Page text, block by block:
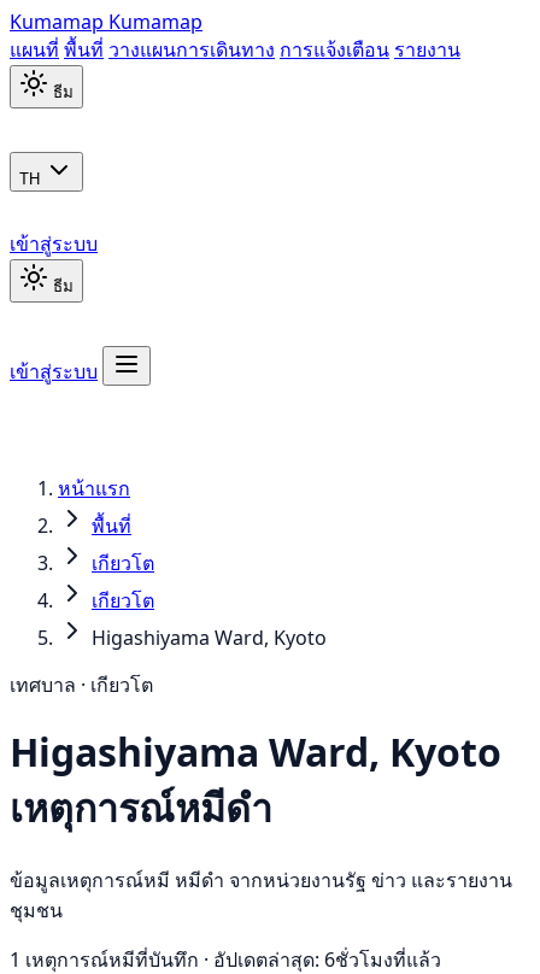
Kumamap Kumamap
แผนที่ พื้นที่ วางแผนการเดินทาง การแจ้งเตือน รายงาน
ธีม
TH
เข้าสู่ระบบ
ธีม
เข้าสู่ระบบ
หน้าแรก
พื้นที่
เกียวโต
เกียวโต
Higashiyama Ward, Kyoto
เทศบาล · เกียวโต
Higashiyama Ward, Kyoto
เหตุการณ์หมีดำ
ข้อมูลเหตุการณ์หมี หมีดำ จากหน่วยงานรัฐ ข่าว และรายงาน
ชุมชน
1 เหตุการณ์หมีที่บันทึก · อัปเดตล่าสุด: 6ชั่วโมงที่แล้ว